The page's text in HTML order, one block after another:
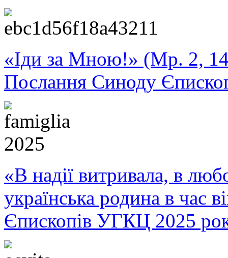
«Іди за Мною!» (Мр. 2,
Послання Синоду
«В надії витривала, в
українська родина в час
Єпископів УГКЦ 2025